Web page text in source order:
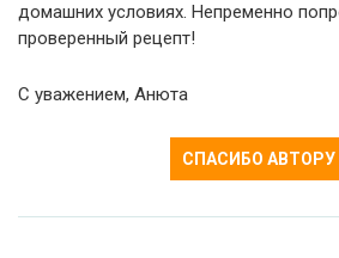
домашних условиях. Непременно
проверенный рецепт!
С уважением, Анюта
СПАСИБО АВТОРУ